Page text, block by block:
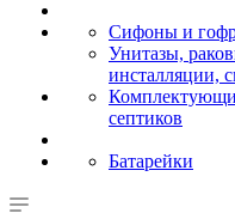
Сифоны и
Унитазы,
инсталляции,
септиков
Батарейки